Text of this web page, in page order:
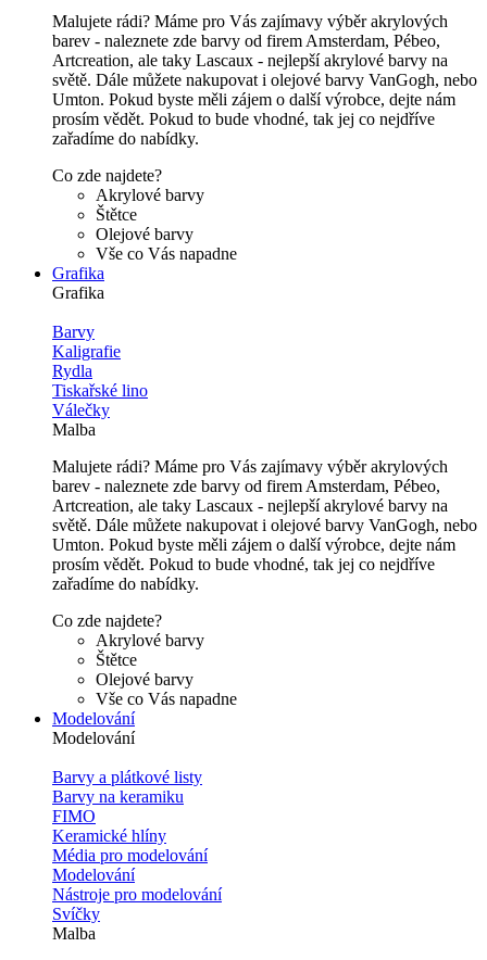
Malujete rádi? Máme pro Vás zajímavy výběr akrylových
barev - naleznete zde barvy od firem Amsterdam, Pébeo,
Artcreation, ale taky Lascaux - nejlepší akrylové barvy na
světě. Dále můžete nakupovat i olejové barvy VanGogh, nebo
Umton. Pokud byste měli zájem o další výrobce, dejte nám
prosím vědět. Pokud to bude vhodné, tak jej co nejdříve
zařadíme do nabídky.
Co zde najdete?
Akrylové barvy
Štětce
Olejové barvy
Vše co Vás napadne
Grafika
Grafika
Barvy
Kaligrafie
Rydla
Tiskařské lino
Válečky
Malba
Malujete rádi? Máme pro Vás zajímavy výběr akrylových
barev - naleznete zde barvy od firem Amsterdam, Pébeo,
Artcreation, ale taky Lascaux - nejlepší akrylové barvy na
světě. Dále můžete nakupovat i olejové barvy VanGogh, nebo
Umton. Pokud byste měli zájem o další výrobce, dejte nám
prosím vědět. Pokud to bude vhodné, tak jej co nejdříve
zařadíme do nabídky.
Co zde najdete?
Akrylové barvy
Štětce
Olejové barvy
Vše co Vás napadne
Modelování
Modelování
Barvy a plátkové listy
Barvy na keramiku
FIMO
Keramické hlíny
Média pro modelování
Modelování
Nástroje pro modelování
Svíčky
Malba